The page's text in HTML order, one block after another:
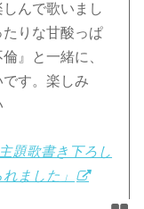
んで歌いまし
りな甘酸っぱ
』と一緒に、
す。楽しみ
題歌書き下ろし
ました」